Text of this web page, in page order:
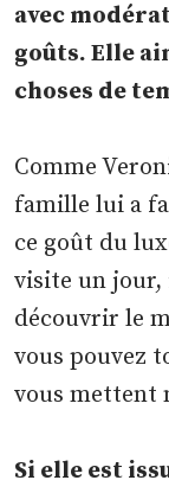
avec
goûts. Elle
choses de
Comme
famille lui a
ce goût du
visite un jour,
découvrir le
vous pouvez
vous mettent
Si elle est